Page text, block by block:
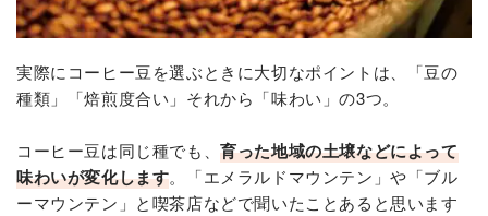
実際にコーヒー豆を選ぶときに大切なポイントは、「豆の
種類」「焙煎度合い」それから「味わい」の3つ。
コーヒー豆は同じ種でも、育った地域の土壌などによって
味わいが変化します。「エメラルドマウンテン」や「ブル
ーマウンテン」と喫茶店などで聞いたことあると思います